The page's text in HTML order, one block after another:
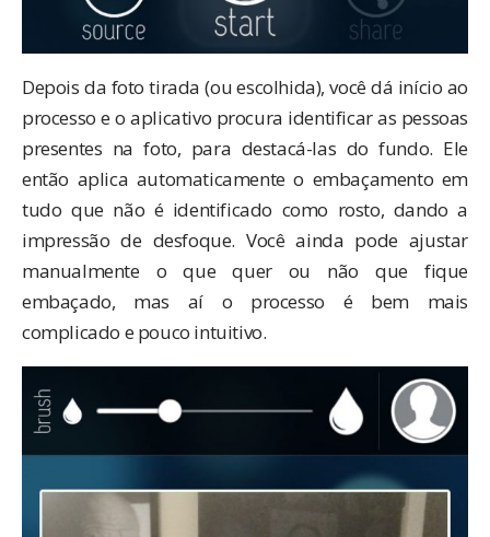
Depois da foto tirada (ou escolhida), você dá início ao
processo e o aplicativo procura identificar as pessoas
presentes na foto, para destacá-las do fundo. Ele
então aplica automaticamente o embaçamento em
tudo que não é identificado como rosto, dando a
impressão de desfoque. Você ainda pode ajustar
manualmente o que quer ou não que fique
embaçado, mas aí o processo é bem mais
complicado e pouco intuitivo.